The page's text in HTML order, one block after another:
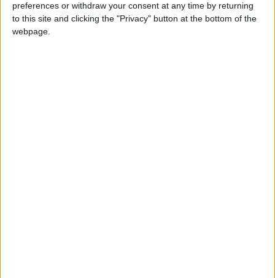
preferences or withdraw your consent at any time by returning
to this site and clicking the "Privacy" button at the bottom of the
webpage.